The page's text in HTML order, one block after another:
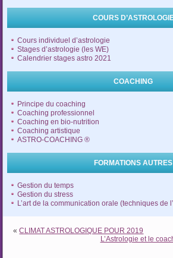
COURS
Cours individuel d’astrologie
Stages d’astrologie (les WE)
Calendrier stages astro 2021
COACHING
Principe du coaching
Coaching professionnel
Coaching en bio-nutrition
Coaching artistique
ASTRO-COACHING ®
FORMATIONS AUTRES
Gestion du temps
Gestion du stress
L’art de la communication orale (techniques de
«CLIMAT ASTROLOGIQUE POUR 2019
L’Astrologie et le